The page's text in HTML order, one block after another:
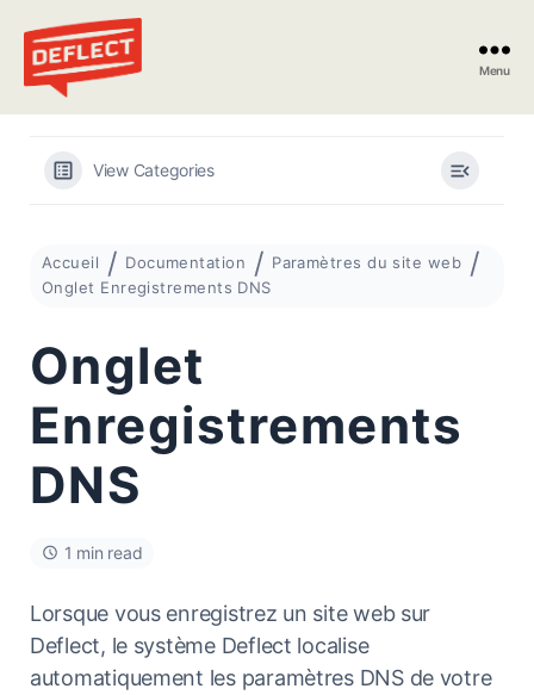
Deflect
Menu
View Categories
Accueil Documentation
Paramètres du site web
Onglet Enregistrements DNS
Onglet
Enregistrements
DNS
1 min read
Lorsque vous enregistrez un site web sur
Deflect, le système Deflect localise
automatiquement les paramètres DNS de votre